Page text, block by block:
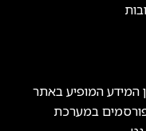
המידע המופיע באתר
במערכת